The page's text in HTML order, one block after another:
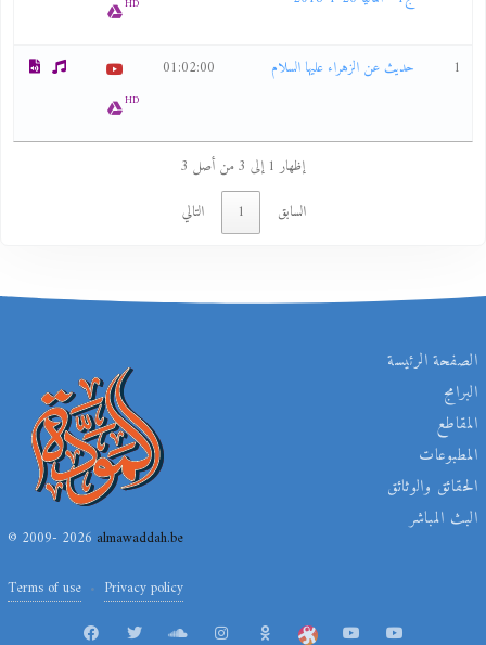
HD
حديث عن الزهراء عليها السلام 01:02:00
HD
إظهار 1 إلى 3 من أصل 3
السابق
التالي
الصفحة الرئيسة
البرامج
المقاطع
المطبوعات
الحقائق والوثائق
البث المباشر
© 2009- 2026almawaddah.be
Terms of use Privacy policy